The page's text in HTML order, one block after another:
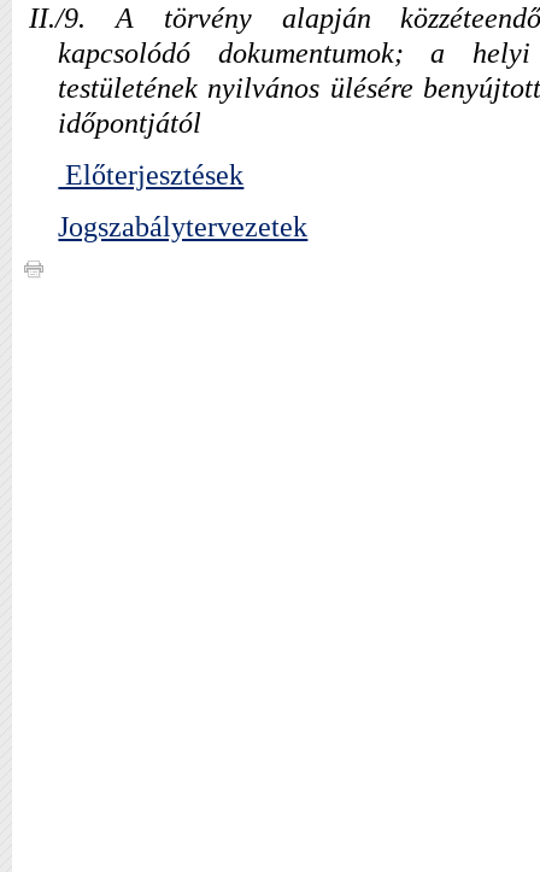
II./9. A törvény alapján közzéteendő
kapcsolódó dokumentumok; a
testületének nyilvános ülésére
időpontjától
Előterjesztések
Jogszabálytervezetek